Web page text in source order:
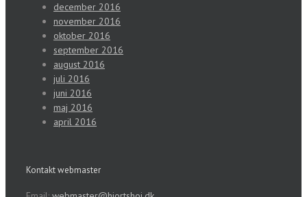
december 2016
november 2016
oktober 2016
september 2016
august 2016
juli 2016
juni 2016
maj 2016
april 2016
Kontakt webmaster